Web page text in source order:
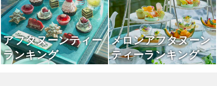
アフタヌーンティー
ランキング
メロンアフタヌーン
ティーランキング